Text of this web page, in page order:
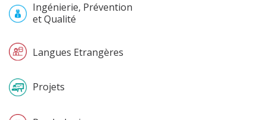
Ingénierie, Prévention
et Qualité
Langues Etrangères
Projets